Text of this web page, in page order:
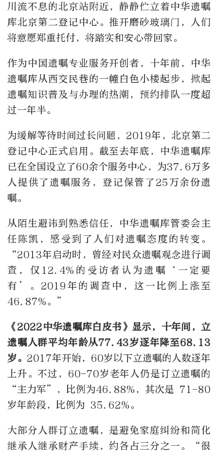
川流不息的北京站附近，静静伫立着中华遗嘱
库北京第二登记中心。推开磨砂玻璃门，人们
将意愿郑重托付，将踏实和安心带回家。
作为中国遗嘱专业服务开创者，十年前，中华
遗嘱库从西交民巷的一幢白色小楼起步，掀起
遗嘱知识普及与办理的热潮，预约排队一度超
过一年半。
为缓解等待时间过长问题，2019年，北京第二
登记中心正式启用。截至去年底，中华遗嘱库
已在全国设立了60余个服务中心，为37.6万多
人提供了遗嘱服务，登记保管了25万余份遗
嘱。
从陌生避讳到熟悉信任，中华遗嘱库管委会主
任陈凯，感受到了人们对遗嘱态度的转变。
“2013年启动时，曾经对民众遗嘱观念进行调
查，仅12.4%的受访者认为遗嘱‘一定要
有’。2019年的调查中，这一比例上涨至
46.87%。”
《2022中华遗嘱库白皮书》显示，十年间，立
遗嘱人群平均年龄从77.43岁逐年降至68.13
岁。 2017年开始，60岁以下立遗嘱的人数逐年
上升。不过，60-70岁老年人仍是订立遗嘱的
“主力军”，比例为46.88%，其次是 71-80
岁年龄段，比例为 35.62%。
大部分人群订立遗嘱，是避免家庭纠纷和简化
继承人继承财产手续，约各占三分之一。“很